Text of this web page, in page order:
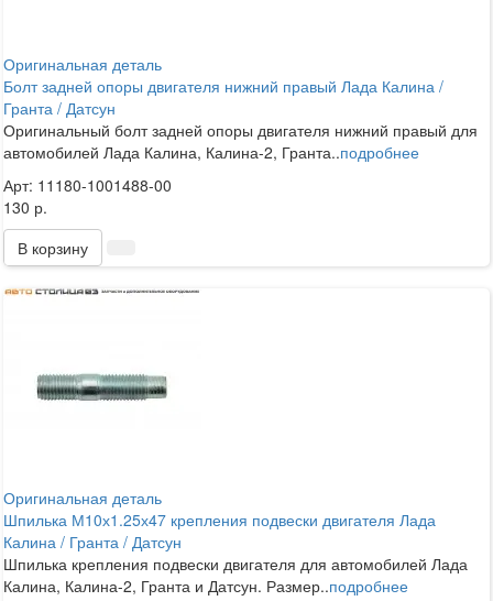
Оригинальная деталь
Болт задней опоры двигателя нижний правый Лада Калина /
Гранта / Датсун
Оригинальный болт задней опоры двигателя нижний правый для
автомобилей Лада Калина, Калина-2, Гранта..подробнее
Арт: 11180-1001488-00
130 р.
В корзину
Оригинальная деталь
Шпилька М10х1.25х47 крепления подвески двигателя Лада
Калина / Гранта / Датсун
Шпилька крепления подвески двигателя для автомобилей Лада
Калина, Калина-2, Гранта и Датсун. Размер..подробнее